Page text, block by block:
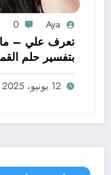
Aya
0
تعرف علي – ما
بتفسير حلم
ابن سيرين؟ –
12 يونيو، 2025